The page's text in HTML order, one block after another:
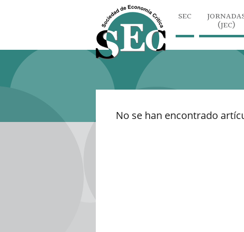
SEC
(JEC)
No se han encontrado